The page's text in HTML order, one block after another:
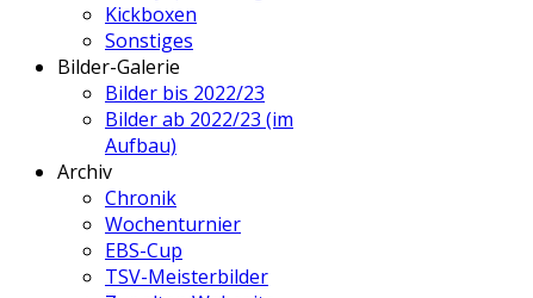
Kickboxen
Sonstiges
Bilder-Galerie
Bilder bis 2022/23
Bilder ab 2022/23 (im
Aufbau)
Archiv
Chronik
Wochenturnier
EBS-Cup
TSV-Meisterbilder